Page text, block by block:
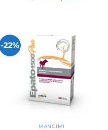
prezzo
-22%
MANGIMI